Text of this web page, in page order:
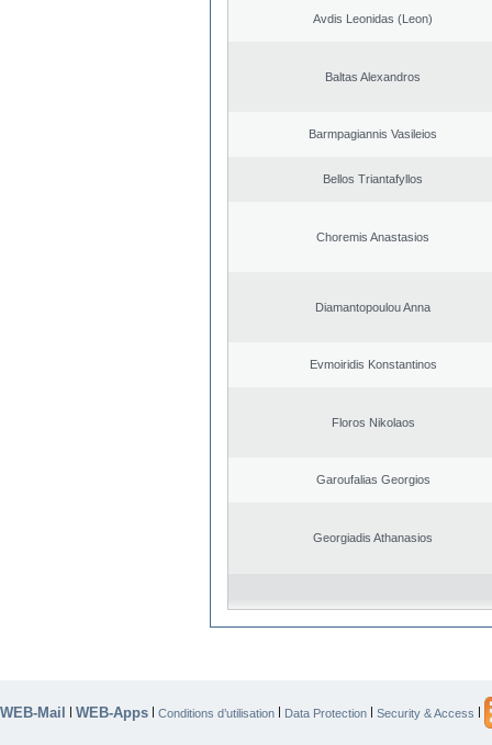
Avdis Leonidas (Leon)
Baltas Alexandros
Barmpagiannis Vasileios
Bellos Triantafyllos
Choremis Anastasios
Diamantopoulou Anna
Evmoiridis Konstantinos
Floros Nikolaos
Garoufalias Georgios
Georgiadis Athanasios
WEB-Mail | WEB-Apps | Conditions d’utilisation | Data Protection | Security & Access |